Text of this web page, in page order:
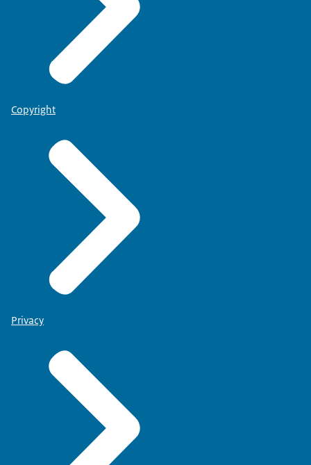
Copyright
Privacy